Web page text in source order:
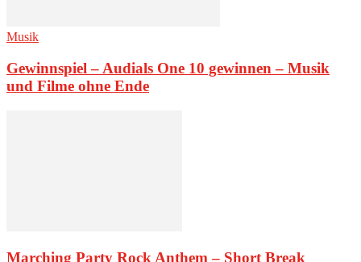
Musik
Gewinnspiel – Audials One 10 gewinnen – Musik
und Filme ohne Ende
Marching Party Rock Anthem – Short Break